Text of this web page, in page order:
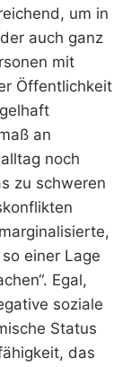
um in
auch ganz
mit
Öffentlichkeit
an
noch
zu schweren
einer Lage
Egal,
soziale
Status
das